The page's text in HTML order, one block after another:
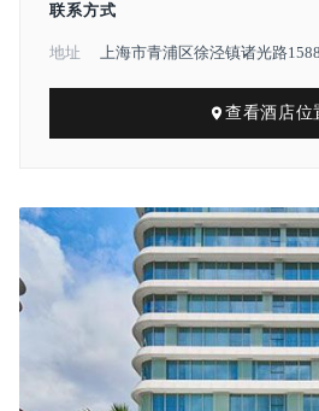
联系方式
地址 上海市青浦区徐泾镇诸光路
查看酒店位